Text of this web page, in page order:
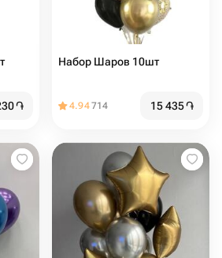
֏
Набор Шаров 10шт
4.94714 15 435֏